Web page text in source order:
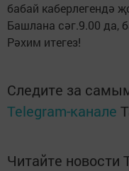
бабай каберлегендә
Башлана сәг.9.00 да,
Рәхим итегез!
Следите за
Telegram-канале
Читайте новости